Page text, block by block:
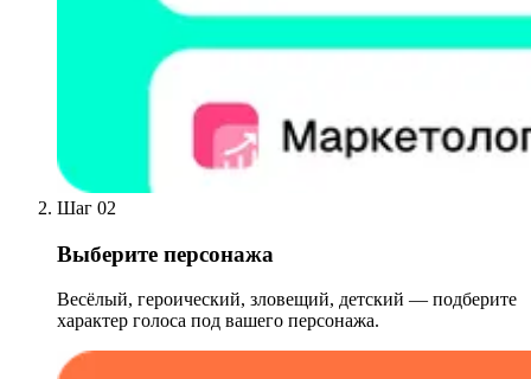
Шаг 02
Выберите персонажа
Весёлый, героический, зловещий, детский — подберите
характер голоса под вашего персонажа.